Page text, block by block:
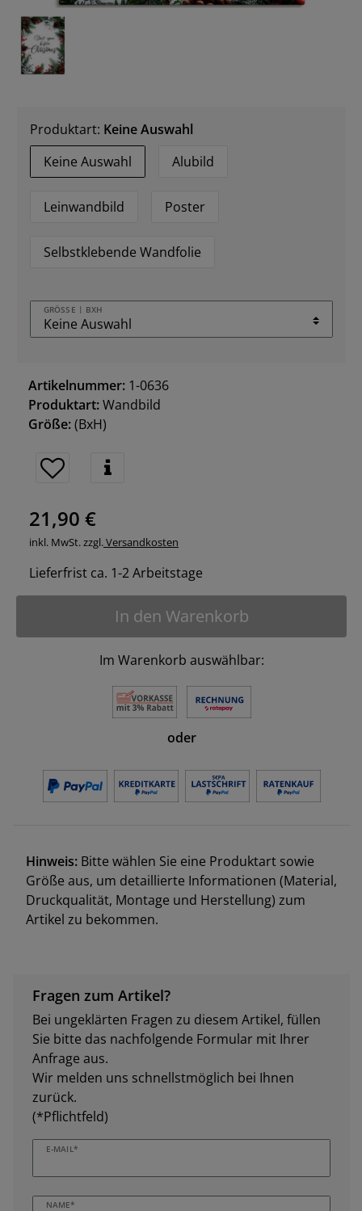
Produktart: Keine Auswahl
Keine Auswahl
Alubild
Leinwandbild Poster
Selbstklebende Wandfolie
GRÖSSE | BXH
Artikelnummer: 1-0636
Produktart:Wandbild
Größe:(BxH)
21,90 €
inkl. MwSt. zzgl.Versandkosten
Lieferfrist ca. 1-2 Arbeitstage
In den Warenkorb
Im Warenkorb auswählbar:
oder
Hinweis: Bitte wählen Sie eine Produktart sowie
Größe aus, um detaillierte Informationen (Material,
Druckqualität, Montage und Herstellung) zum
Artikel zu bekommen.
Fragen zum Artikel?
Bei ungeklärten Fragen zu diesem Artikel, füllen
Sie bitte das nachfolgende Formular mit Ihrer
Anfrage aus.
Wir melden uns schnellstmöglich bei Ihnen
zurück.
(*Pflichtfeld)
E-MAIL*
NAME*